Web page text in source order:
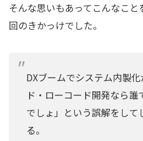
そんな思いもあってこんなこ
回のきかっけでした。
DXブームでシステム内製
ド・ローコード開発なら
でしょ」という誤解をして
る。